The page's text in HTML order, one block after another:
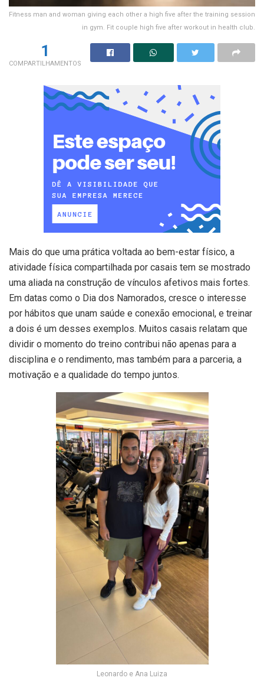
Fitness man and woman giving each other a high five after the training session
in gym. Fit couple high five after workout in health club.
1
COMPARTILHAMENTOS
Mais do que uma prática voltada ao bem-estar físico, a
atividade física compartilhada por casais tem se mostrado
uma aliada na construção de vínculos afetivos mais fortes.
Em datas como o Dia dos Namorados, cresce o interesse
por hábitos que unam saúde e conexão emocional, e treinar
a dois é um desses exemplos. Muitos casais relatam que
dividir o momento do treino contribui não apenas para a
disciplina e o rendimento, mas também para a parceria, a
motivação e a qualidade do tempo juntos.
Leonardo e Ana Luiza